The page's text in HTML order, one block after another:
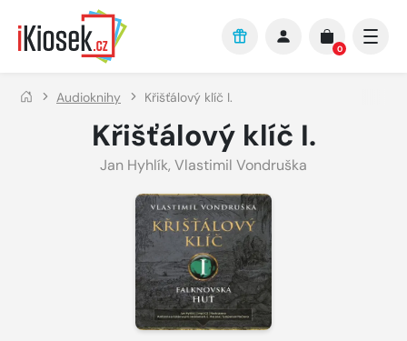
Přejít na hlavní obsah
0
Audioknihy Křišťálový klíč I.
Křišťálový klíč I.
Jan Hyhlík, Vlastimil Vondruška